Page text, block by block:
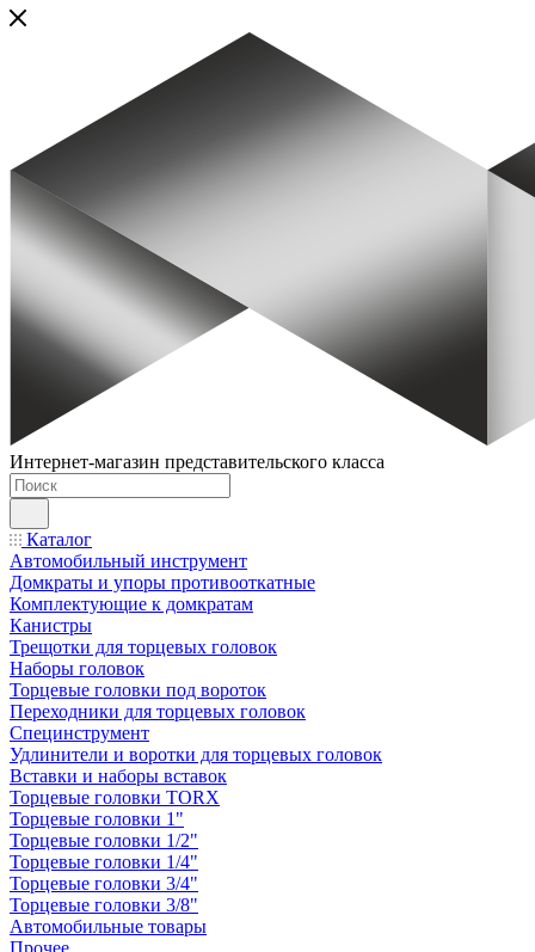
Интернет-магазин представительского класса
Каталог
Автомобильный инструмент
Домкраты и упоры противооткатные
Комплектующие к домкратам
Канистры
Трещотки для торцевых головок
Наборы головок
Торцевые головки под вороток
Переходники для торцевых головок
Специнструмент
Удлинители и воротки для торцевых головок
Вставки и наборы вставок
Торцевые головки TORX
Торцевые головки 1"
Торцевые головки 1/2"
Торцевые головки 1/4"
Торцевые головки 3/4"
Торцевые головки 3/8"
Автомобильные товары
Прочее